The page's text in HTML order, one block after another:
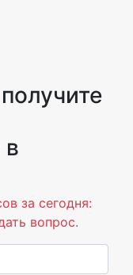
за сегодня:
вопрос.